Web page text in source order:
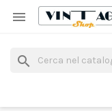

search